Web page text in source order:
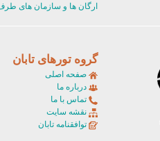
ارگان ها و سازمان های طرف
گروه تورهای تابان
صفحه اصلی
درباره ما
تماس با ما
نقشه سایت
توافقنامه تابان